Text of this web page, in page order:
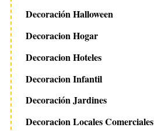
Decoración Halloween
Decoracion Hogar
Decoracion Hoteles
Decoracion Infantil
Decoración Jardines
Decoracion Locales Comerciales